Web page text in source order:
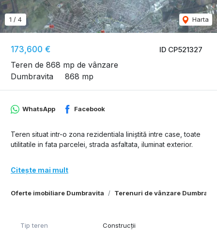
ID CP521327
173,600 €
Teren de 868 mp de vânzare
Dumbravita
868 mp
1 / 4 Harta
Oferte imobiliare Dumbravita Terenuri de vânzare
WhatsApp Facebook
Teren situat intr-o zona rezidentiala liniștită intre case, toate
utilitatile in fata parcelei, strada asfaltata, iluminat exterior.
Citește mai mult
Tip teren Construcții